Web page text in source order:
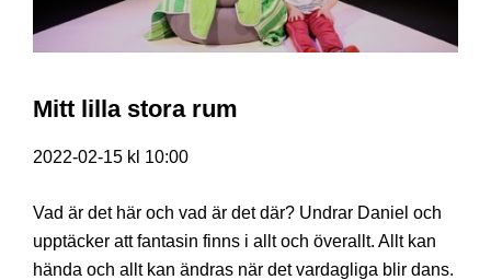
Mitt lilla stora rum
2022-02-15 kl 10:00
Vad är det här och vad är det där? Undrar Daniel och
upptäcker att fantasin finns i allt och överallt. Allt kan
hända och allt kan ändras när det vardagliga blir dans.